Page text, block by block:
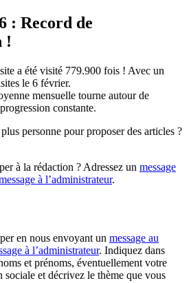
: Record de
!
a été visité 779.900 fois ! Avec un
le 6 février.
mensuelle tourne autour de
constante.
personne pour proposer des articles ?
à la rédaction ? Adressez un message
à l’administrateur.
en nous envoyant un message au
à l’administrateur. Indiquez dans
et prénoms, éventuellement votre
sociale et décrivez le thème que vous